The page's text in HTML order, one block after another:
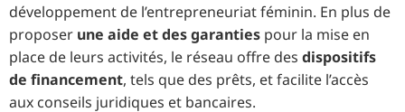
développement de l’entrepreneuriat féminin. En plus de
proposer une aide et des garanties pour la mise en
place de leurs activités, le réseau offre des dispositifs
de financement, tels que des prêts, et facilite l’accès
aux conseils juridiques et bancaires.